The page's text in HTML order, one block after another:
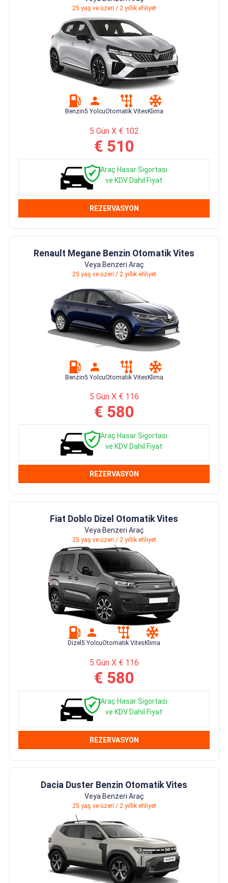
25 yaş ve üzeri / 2 yıllık ehliyet
Benzin5 YolcuOtomatik Vites Klima
5 Gün X € 102
€ 510
Araç Hasar Sigortası
ve KDV Dahil Fiyat
REZERVASYON
Renault Megane Benzin Otomatik Vites
Veya Benzeri Araç
25 yaş ve üzeri / 2 yıllık ehliyet
Benzin5 YolcuOtomatik VitesKlima
5 Gün X € 116
€ 580
Araç Hasar Sigortası
ve KDV Dahil Fiyat
REZERVASYON
Fiat Doblo Dizel Otomatik Vites
Veya Benzeri Araç
25 yaş ve üzeri / 2 yıllık ehliyet
Dizel 5 YolcuOtomatik Vites Klima
5 Gün X € 116
€ 580
Araç Hasar Sigortası
ve KDV Dahil Fiyat
REZERVASYON
Dacia Duster Benzin Otomatik Vites
Veya Benzeri Araç
25 yaş ve üzeri / 2 yıllık ehliyet